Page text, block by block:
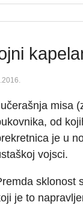
misa
od
je u
vojsci.
sklonost
je to